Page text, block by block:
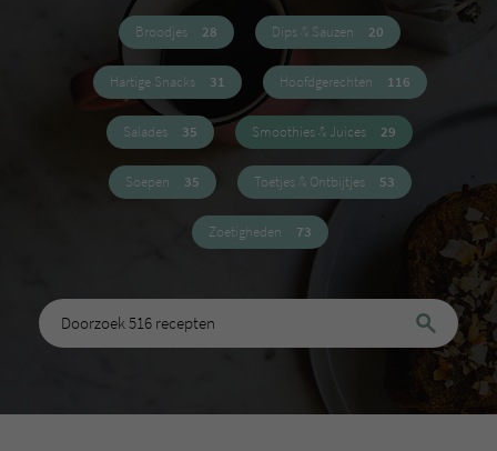
Broodjes 28 Dips & Sauzen 20
Hartige Snacks 31 Hoofdgerechten 116
Salades 35 Smoothies & Juices 29
Soepen 35 Toetjes & Ontbijtjes 53
Zoetigheden 73